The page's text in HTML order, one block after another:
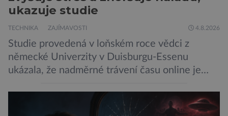
ukazuje studie
TECHNIKA ZAJÍMAVOSTI 4.8.2026
Studie provedená v loňském roce vědci z
německé Univerzity v Duisburgu-Essenu
ukázala, že nadměrné trávení času online je
vede k zanedbávání dalších aktivit. Zúčastnilo
se jí 900 dospělých Němců, kteří uvedli, že se v